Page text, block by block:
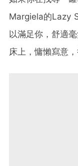
Margiela的Lazy
以滿足你，舒適
床上，慵懶寫意